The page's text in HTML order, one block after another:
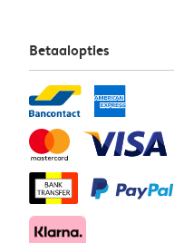
Betaalopties